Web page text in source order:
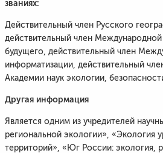
званиях:
Действительный член Русского
действительный член
будущего, действительный член
информатизации, действительный
Академии наук экологии,
Другая информация
Является одним из учредителей
региональной экологии», «Экология
территорий», «Юг России: экология,